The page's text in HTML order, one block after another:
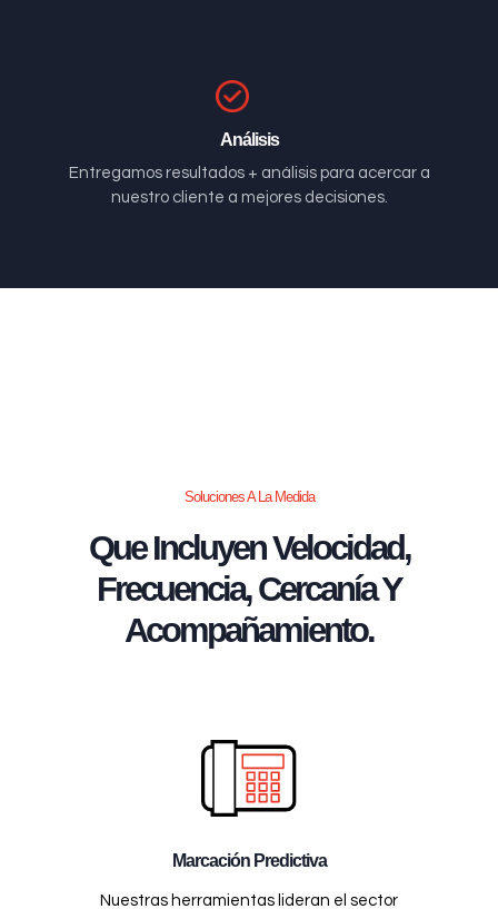
Análisis
Entregamos resultados + análisis para acercar a
nuestro cliente a mejores decisiones.
Soluciones A La Medida
Que Incluyen Velocidad,
Frecuencia, Cercanía Y
Acompañamiento.
Marcación Predictiva
Nuestras herramientas lideran el sector